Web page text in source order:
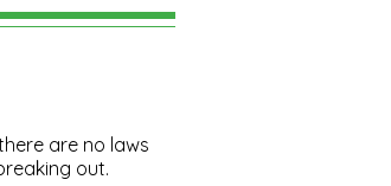
are no laws
out.